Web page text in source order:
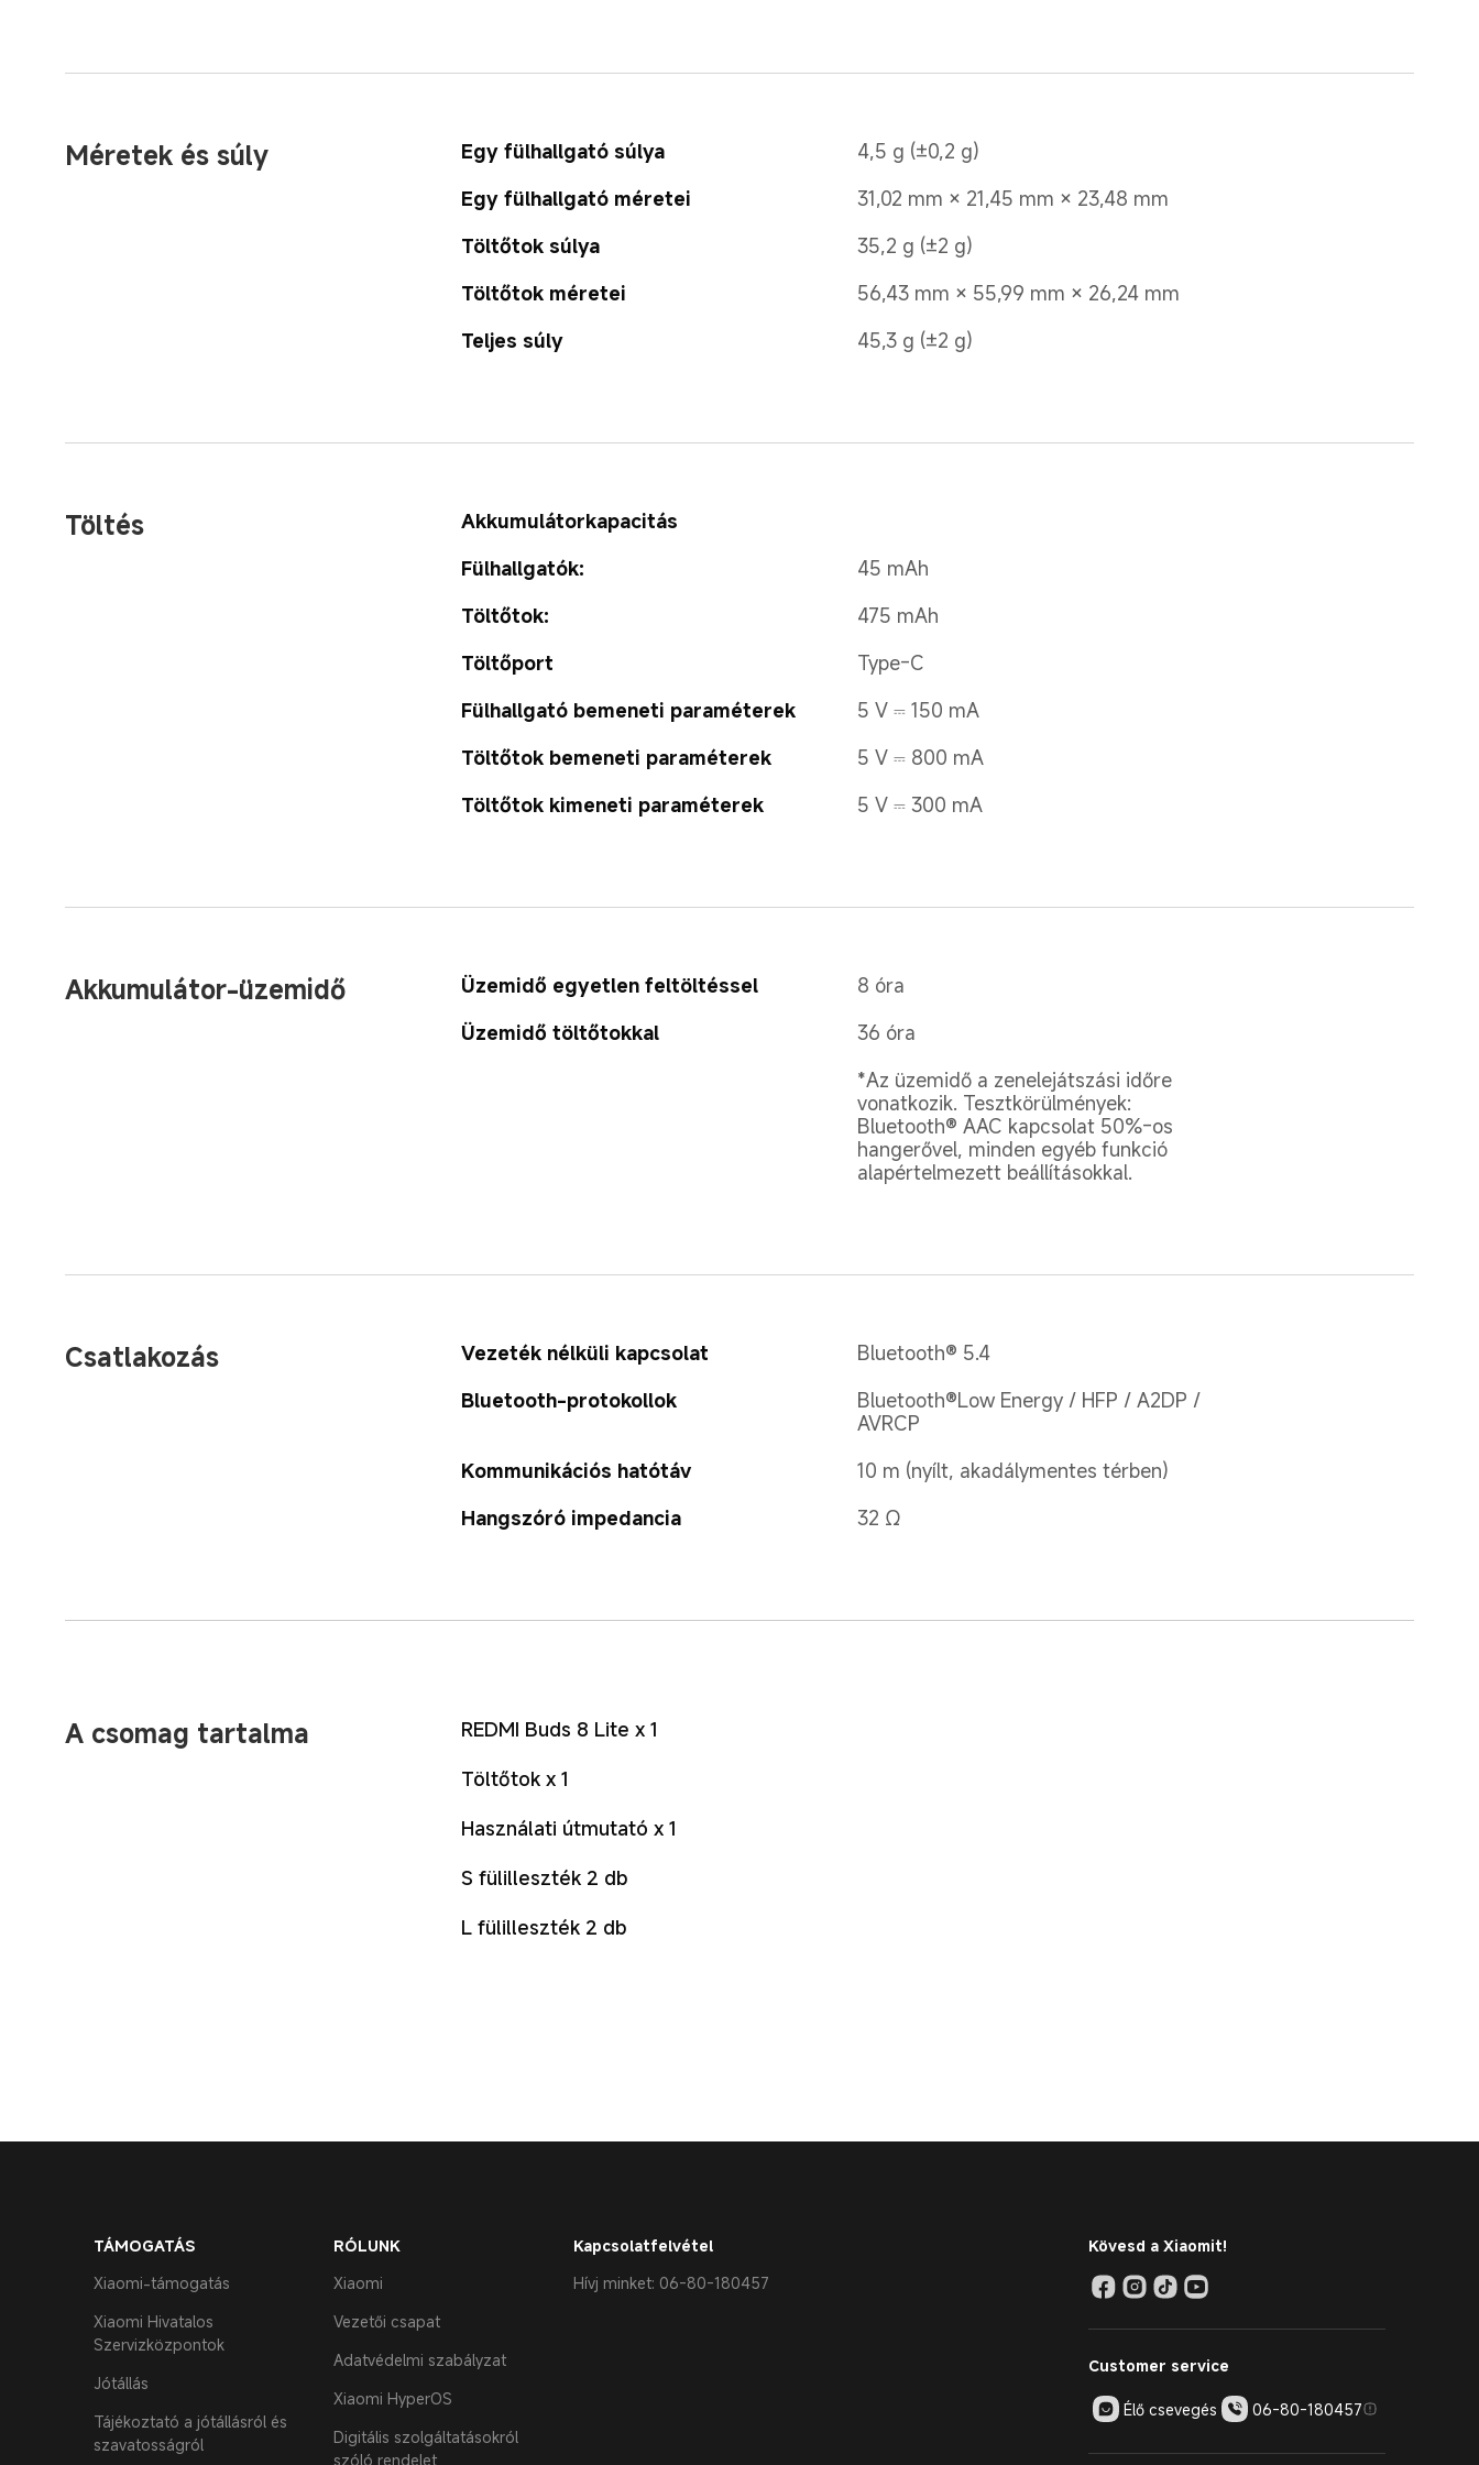
Méretek és súly Egy fülhallgató súlya
4,5 g (±0,2 g)
Egy fülhallgató méretei
31,02 mm × 21,45 mm × 23,48 mm
Töltőtok súlya
35,2 g (±2 g)
Töltőtok méretei
56,43 mm × 55,99 mm × 26,24 mm
Teljes súly
45,3 g (±2 g)
Töltés
Akkumulátorkapacitás
Fülhallgatók:
45 mAh
Töltőtok:
475 mAh
Töltőport
Type-C
Fülhallgató bemeneti paraméterek
5 V ⎓ 150 mA
Töltőtok bemeneti paraméterek
5 V ⎓ 800 mA
Töltőtok kimeneti paraméterek
5 V ⎓ 300 mA
Akkumulátor-üzemidő Üzemidő egyetlen feltöltéssel
8 óra
Üzemidő töltőtokkal
36 óra
*Az üzemidő a zenelejátszási időre
vonatkozik. Tesztkörülmények:
Bluetooth® AAC kapcsolat 50%-os
hangerővel, minden egyéb funkció
alapértelmezett beállításokkal.
Csatlakozás Vezeték nélküli kapcsolat
Bluetooth® 5.4
Bluetooth-protokollok
Bluetooth®Low Energy / HFP / A2DP /
AVRCP
Kommunikációs hatótáv
10 m (nyílt, akadálymentes térben)
Hangszóró impedancia
32 Ω
A csomag tartalma
REDMI Buds 8 Lite x 1
Töltőtok x 1
Használati útmutató x 1
S fülilleszték 2 db
L fülilleszték 2 db
TÁMOGATÁS
Xiaomi-támogatás
Xiaomi Hivatalos
Szervizközpontok
Jótállás
Tájékoztató a jótállásról és
szavatosságról
RÓLUNK
Xiaomi
Vezetői csapat
Adatvédelmi szabályzat
Xiaomi HyperOS
Digitális szolgáltatásokról
szóló rendelet
Kapcsolatfelvétel
Hívj minket: 06-80-180457
Kövesd a Xiaomit!
Customer service
Élő csevegés 06-80-180457